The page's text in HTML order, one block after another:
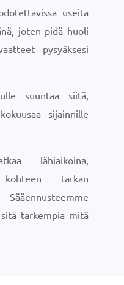
useita
joten pidä huoli
pysyäksesi
suuntaa siitä,
sijainnille
lähiaikoina,
kohteen tarkan
tarkempia mitä